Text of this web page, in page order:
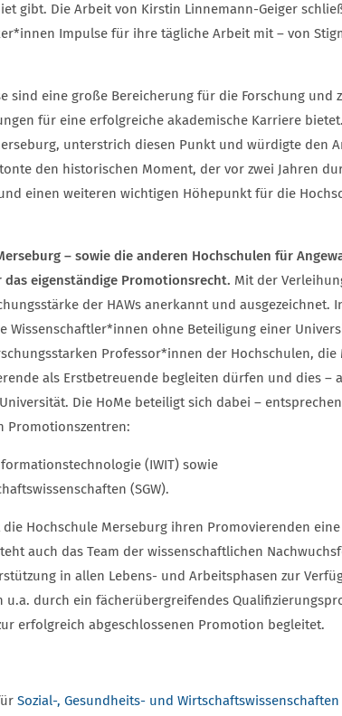
gibt. Die Arbeit von Kirstin Linnemann-Geiger
Impulse für ihre tägliche Arbeit mit – von
sind eine große Bereicherung für die Forschung und
für eine erfolgreiche akademische Karriere
unterstrich diesen Punkt und würdigte den
den historischen Moment, der vor zwei Jahren
einen weiteren wichtigen Höhepunkt für die
– sowie die anderen Hochschulen für
das eigenständige Promotionsrecht. Mit der
der HAWs anerkannt und ausgezeichnet.
Wissenschaftler*innen ohne Beteiligung einer
Professor*innen der Hochschulen,
als Erstbetreuende begleiten dürfen und dies –
Die HoMe beteiligt sich dabei –
Promotionszentren:
(IWIT) sowie
(SGW).
Hochschule Merseburg ihren Promovierenden
auch das Team der wissenschaftlichen
in allen Lebens- und Arbeitsphasen zur
u.a. durch ein fächerübergreifendes
erfolgreich abgeschlossenen Promotion begleitet.
Sozial-, Gesundheits- und Wirtschaftswissenschaften